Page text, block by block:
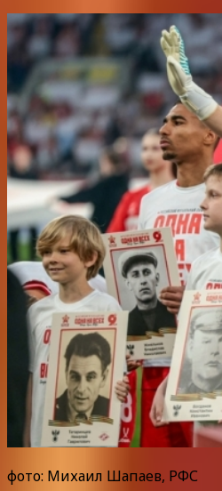
фото: Михаил Шапаев, РФС